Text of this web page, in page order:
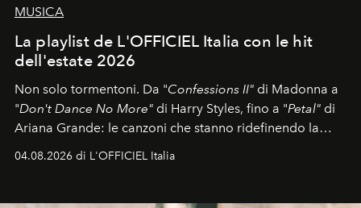
MUSICA
La playlist de L'OFFICIEL Italia con le hit
dell'estate 2026
Non solo tormentoni. Da "Confessions II" di Madonna a
"Don't Dance No More" di Harry Styles, fino a "Petal" di
Ariana Grande: le canzoni che stanno ridefinendo la
04.08.2026 di L'OFFICIEL Italia